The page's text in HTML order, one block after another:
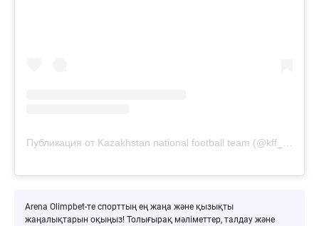
Arena Olimpbet-те спорттың ең жаңа және қызықты
жаңалықтарын оқыңыз! Толығырақ мәліметтер, талдау және